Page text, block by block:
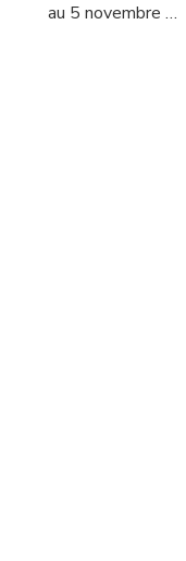
au 5 novembre …